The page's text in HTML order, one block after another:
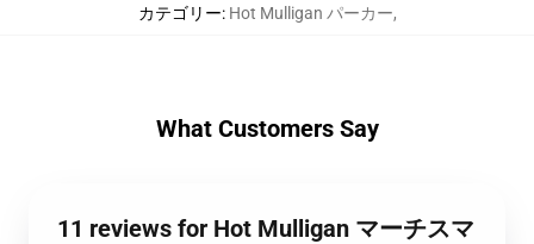
カテゴリー: Hot Mulligan パーカー,
What Customers Say
11 reviews for Hot Mulligan マーチスマ